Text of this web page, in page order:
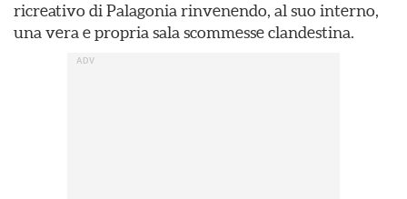
ricreativo di Palagonia rinvenendo, al suo interno,
una vera e propria sala scommesse clandestina.